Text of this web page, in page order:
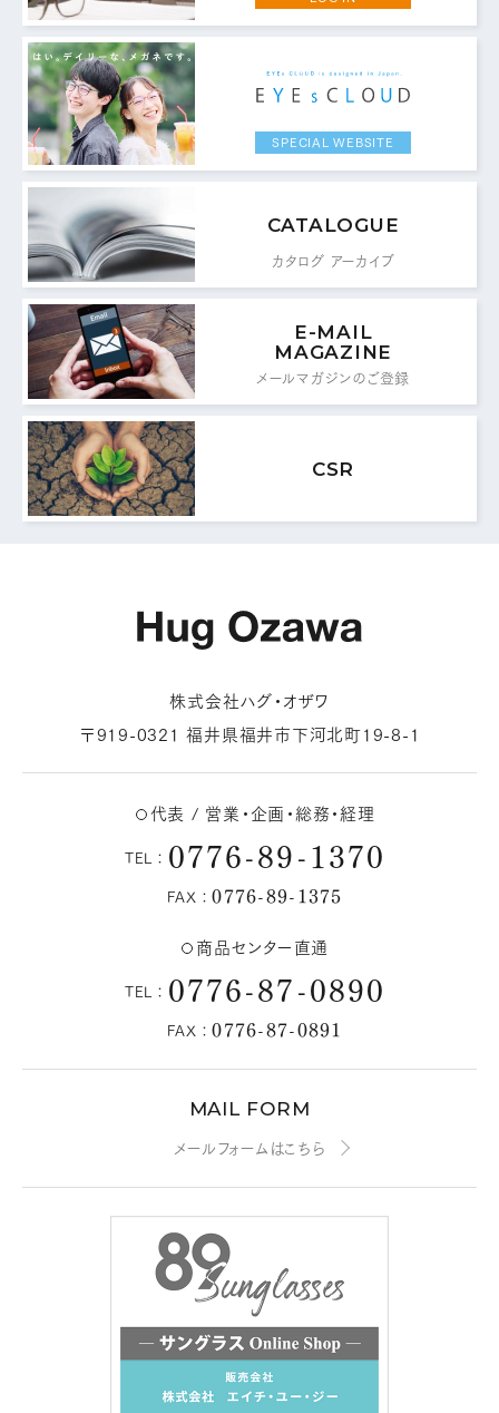
お問い合わせ・ご意見は
こちらからお願いいたします。
代表 / 営業・企画・総務・経理
TEL：0776-89-1370
0776-89-1375
商品センター直通
TEL：0776-87-0890
FAX： 0776-87-0891
MAIL FORM
メールフォームはこちら
SPECIAL WEBSITE
CATALOGUE
カタログ アーカイブ
E-MAIL
MAGAZINE
メールマガジンのご登録
CSR
株式会社ハグ・オザワ
〒919-0321 福井県福井市下河北町19-8-1
代表 / 営業・企画・総務・経理
TEL： 0776-89-1370
FAX：0776-89-1375
商品センター直通
TEL： 0776-87-0890
FAX：0776-87-0891
MAIL FORM
メールフォームはこちら